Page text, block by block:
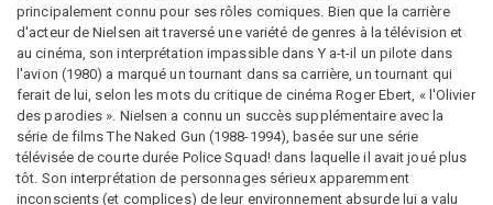
principalement connu pour ses rôles comiques. Bien que la carrière
d'acteur de Nielsen ait traversé une variété de genres à la télévision et
au cinéma, son interprétation impassible dans Y a-t-il un pilote dans
l'avion (1980) a marqué un tournant dans sa carrière, un tournant qui
ferait de lui, selon les mots du critique de cinéma Roger Ebert, « l'Olivier
des parodies ». Nielsen a connu un succès supplémentaire avec la
série de films The Naked Gun (1988-1994), basée sur une série
télévisée de courte durée Police Squad! dans laquelle il avait joué plus
tôt. Son interprétation de personnages sérieux apparemment
inconscients (et complices) de leur environnement absurde lui a valu